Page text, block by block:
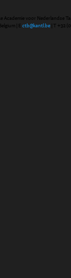
Academie voor Nederlandse
| E ctb@kantl.be | T +32